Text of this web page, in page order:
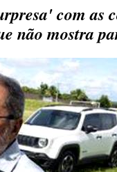
com as
não mostra